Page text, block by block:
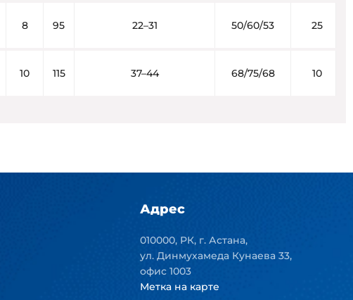
8 95 22–31 50/60/53 25
10 115 37–44 68/75/68 10
Адрес
010000, РК, г. Астана,
ул. Динмухамеда Кунаева 33,
офис 1003
Метка на карте